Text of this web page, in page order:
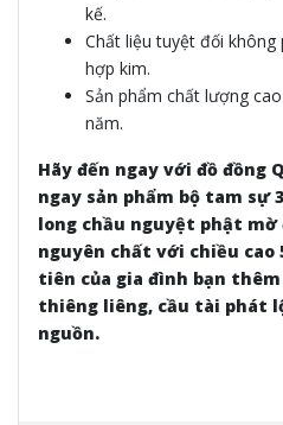
kế.
Chất liệu tuyệt đối
hợp kim.
Sản phẩm chất lượng
năm.
Hãy đến ngay với đồ đồng
ngay sản phẩm bộ tam sự
long chầu nguyệt phật mờ
nguyên chất với chiều cao
tiên của gia đình bạn
thiêng liêng, cầu tài phát
nguồn.